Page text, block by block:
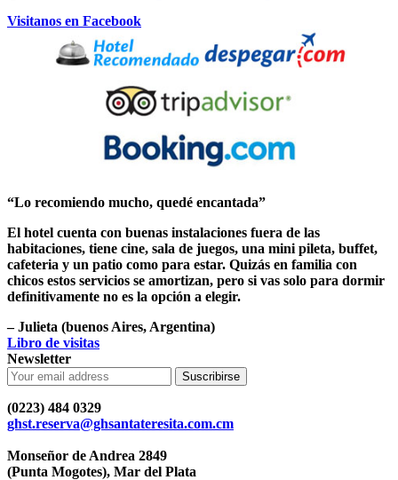
Visitanos en Facebook
“Lo recomiendo mucho, quedé encantada”
El hotel cuenta con buenas instalaciones fuera de las
habitaciones, tiene cine, sala de juegos, una mini pileta, buffet,
cafeteria y un patio como para estar. Quizás en familia con
chicos estos servicios se amortizan, pero si vas solo para dormir
definitivamente no es la opción a elegir.
–Julieta (buenos Aires, Argentina)
Libro de visitas
Newsletter
Suscribirse
(0223) 484 0329
ghst.reserva@ghsantateresita.com.cm
Monseñor de Andrea 2849
(Punta Mogotes), Mar del Plata